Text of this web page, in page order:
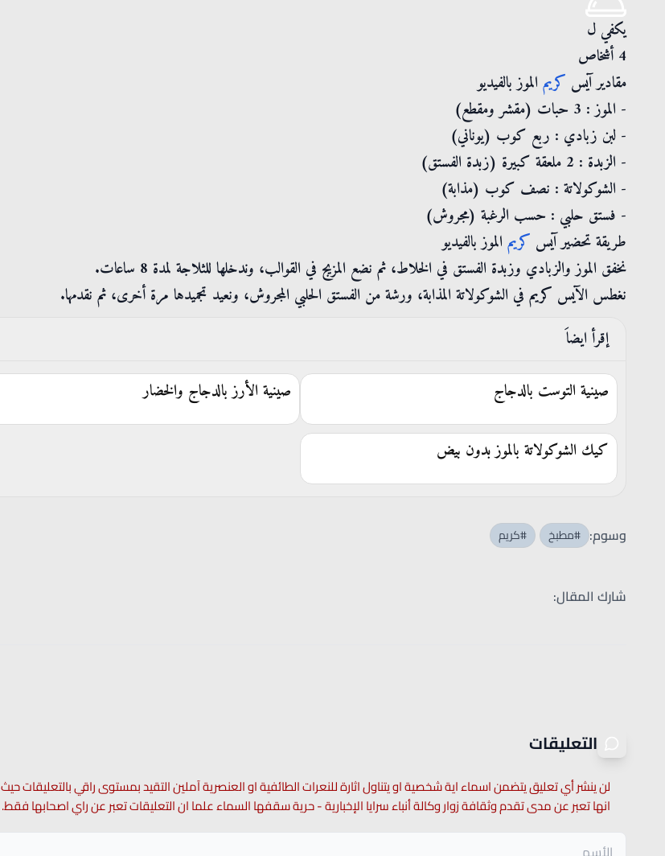
يكفي ل
4 أشخاص
مقادير آيس كريم الموز بالفيديو
- الموز : 3 حبات (مقشر ومقطع)
- لبن زبادي : ربع كوب (يوناني)
- الزبدة : 2 ملعقة كبيرة (زبدة الفستق)
- الشوكولاتة : نصف كوب (مذابة)
- فستق حلبي : حسب الرغبة (مجروش)
طريقة تحضير آيس كريم الموز بالفيديو
نخفق الموز والزبادي وزبدة الفستق في الخلاط، ثم نضع المزيج في القوالب، وندخلها للثلاجة لمدة 8 ساعات.
نغطس الآيس كريم في الشوكولاتة المذابة، ورشة من الفستق الحلبي المجروش، ونعيد تجميدها مرة أخرى، ثم نقدمها.
إقرأ ايضاَ
صينية التوست بالدجاج
صينية الأرز بالدجاج والخضار
كيك الشوكولاتة بالموز بدون بيض
وسوم: #مطبخ #كريم
شارك المقال:
التعليقات
لن ينشر أي تعليق يتضمن اسماء اية شخصية او يتناول اثارة للنعرات الطائفية او العنصرية آملين التقيد بمستوى راقي بالتعليقات حيث
انها تعبر عن مدى تقدم وثقافة زوار وكالة أنباء سرايا الإخبارية - حرية سقفها السماء علما ان التعليقات تعبر عن راي اصحابها فقط.